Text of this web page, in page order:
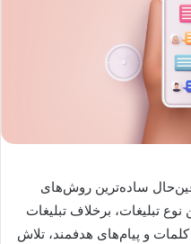
ساده‌ترین روش‌های
تبلیغات، برخلاف تبلیغات
و پیام‌های هدفمند، تلاش